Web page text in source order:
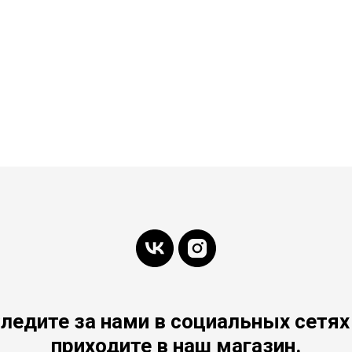
за нами в социальных
приходите в наш магазин.